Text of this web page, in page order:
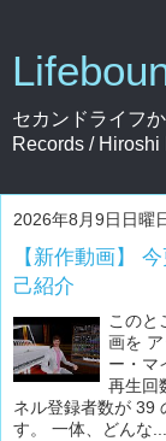
セカンドライフ
Records / Hiroshi
2026年8月9日日曜
【新作動画】
己紹介
このと
画を
ー・マ
再生回
ネル登録者数が 39
す。 一体、どんな...